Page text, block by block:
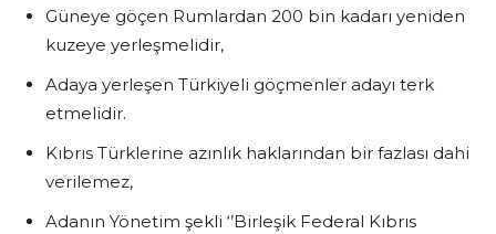
Güneye göçen Rumlardan 200 bin kadarı yeniden
kuzeye yerleşmelidir,
Adaya yerleşen Türkiyeli göçmenler adayı terk
etmelidir.
Kıbrıs Türklerine azınlık haklarından bir fazlası dahi
verilemez,
Adanın Yönetim şekli ‘’Birleşik Federal Kıbrıs